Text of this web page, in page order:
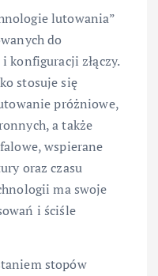
lutowania”
do
konfiguracji złączy.
stosuje się
próżniowe,
a także
wspierane
oraz czasu
ma swoje
i ściśle
stopów